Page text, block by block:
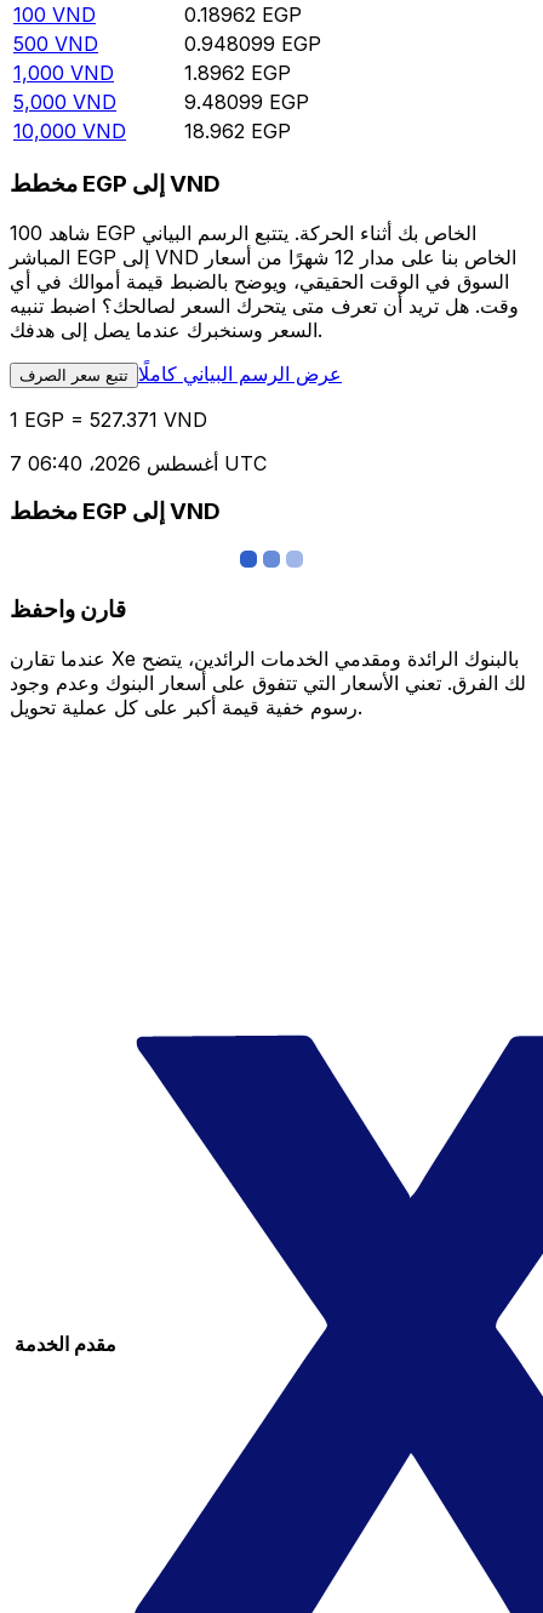
100 VND 0.18962 EGP
500 VND 0.948099 EGP
1,000 VND 1.8962 EGP
5,000 VND 9.48099 EGP
10,000 VND 18.962 EGP
مخطط EGP إلى VND
شاهد 100 EGP الخاص بك أثناء الحركة. يتتبع الرسم البياني
المباشر EGP إلى VND الخاص بنا على مدار 12 شهرًا من أسعار
السوق في الوقت الحقيقي، ويوضح بالضبط قيمة أموالك في أي
وقت. هل تريد أن تعرف متى يتحرك السعر لصالحك؟ اضبط تنبيه
السعر وسنخبرك عندما يصل إلى هدفك.
تتبع سعر الصرف عرض الرسم البياني كاملًا
1 EGP = 527.371 VND
7 أغسطس 2026، 06:40 UTC
مخطط EGP إلى VND
قارن واحفظ
عندما تقارن Xe بالبنوك الرائدة ومقدمي الخدمات الرائدين، يتضح
لك الفرق. تعني الأسعار التي تتفوق على أسعار البنوك وعدم وجود
رسوم خفية قيمة أكبر على كل عملية تحويل.
مقدم الخدمة